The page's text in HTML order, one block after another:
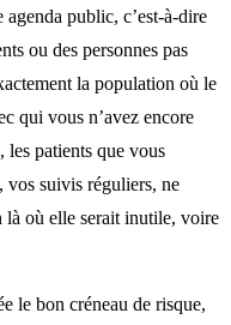
public, c’est-à-dire
ou des personnes pas
la population où le
qui vous n’avez encore
les patients que vous
vos suivis réguliers, ne
là où elle serait inutile, voire
le bon créneau de risque,